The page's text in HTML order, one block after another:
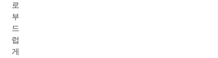
로
부
드
럽
게